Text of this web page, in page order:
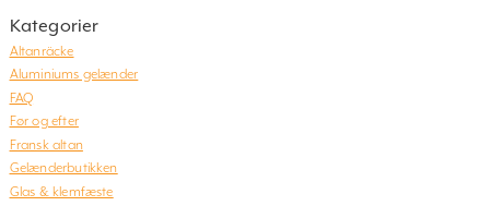
Kategorier
Altanräcke
Aluminiums gelænder
FAQ
Før og efter
Fransk altan
Gelænderbutikken
Glas & klemfæste